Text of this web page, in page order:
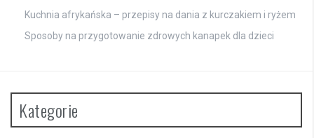
Kuchnia afrykańska – przepisy na dania z kurczakiem i ryżem
Sposoby na przygotowanie zdrowych kanapek dla dzieci
Kategorie